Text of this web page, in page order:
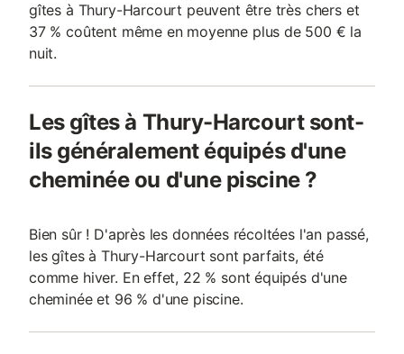
gîtes à Thury-Harcourt peuvent être très chers et
37 % coûtent même en moyenne plus de 500 € la
nuit.
Les gîtes à Thury-Harcourt sont-
ils généralement équipés d'une
cheminée ou d'une piscine ?
Bien sûr ! D'après les données récoltées l'an passé,
les gîtes à Thury-Harcourt sont parfaits, été
comme hiver. En effet, 22 % sont équipés d'une
cheminée et 96 % d'une piscine.